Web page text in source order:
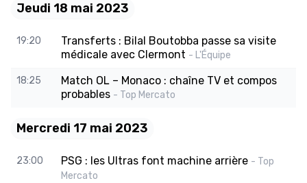
Jeudi 18 mai 2023
19:20
Transferts : Bilal Boutobba passe sa visite
médicale avec Clermont - L'Équipe
18:25
Match OL – Monaco : chaîne TV et compos
probables - Top Mercato
Mercredi 17 mai 2023
23:00 PSG : les Ultras font machine arrière - Top
Mercato